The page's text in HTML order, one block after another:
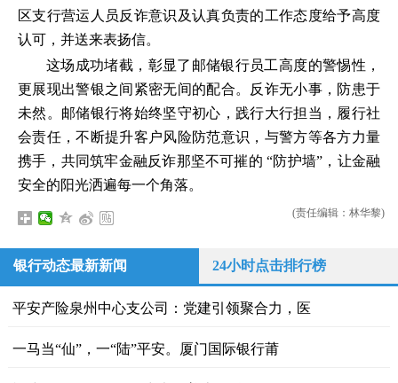
区支行营运人员反诈意识及认真负责的工作态度给予高度
认可，并送来表扬信。
这场成功堵截，彰显了邮储银行员工高度的警惕性，
更展现出警银之间紧密无间的配合。反诈无小事，防患于
未然。邮储银行将始终坚守初心，践行大行担当，履行社
会责任，不断提升客户风险防范意识，与警方等各方力量
携手，共同筑牢金融反诈那坚不可摧的 “防护墙”，让金融
安全的阳光洒遍每一个角落。
(责任编辑：林华黎)
银行动态最新新闻 24小时点击排行榜
平安产险泉州中心支公司：党建引领聚合力，医
一马当“仙”，一“陆”平安。厦门国际银行莆